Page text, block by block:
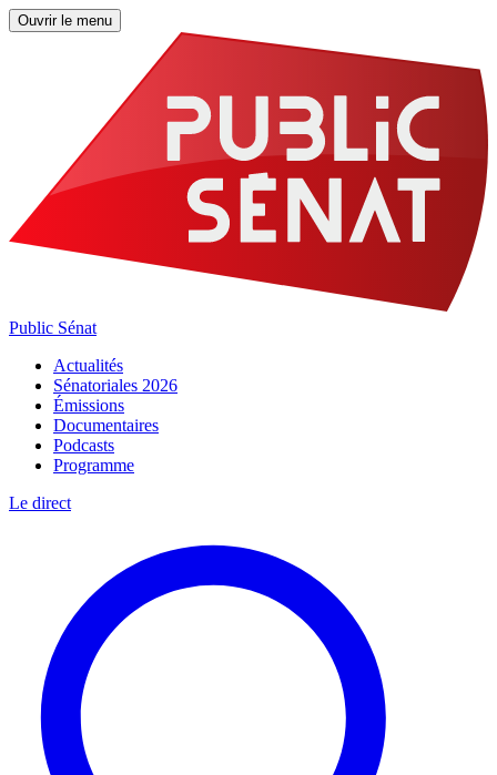
Ouvrir le menu
Public Sénat
Actualités
Sénatoriales 2026
Émissions
Documentaires
Podcasts
Programme
Le direct